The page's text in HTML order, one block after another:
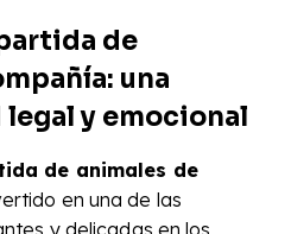
de
una
legal y emocional
de animales de
en una de las